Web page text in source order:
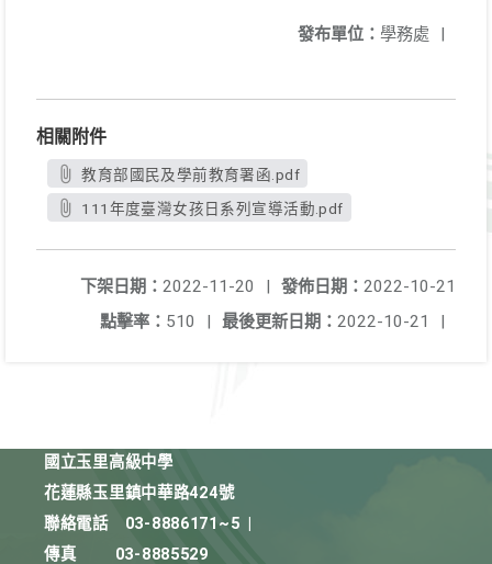
發布單位： 學務處 |
相關附件
教育部國民及學前教育署函.pdf
111年度臺灣女孩日系列宣導活動.pdf
發佈日期： 2022-10-21
下架日期： 2022-11-20
|
最後更新日期： 2022-10-21 |
點擊率： 510 |
國立玉里高級中學
花蓮縣玉里鎮中華路424號
聯絡電話
03-8886171~5
傳真
03-8885529